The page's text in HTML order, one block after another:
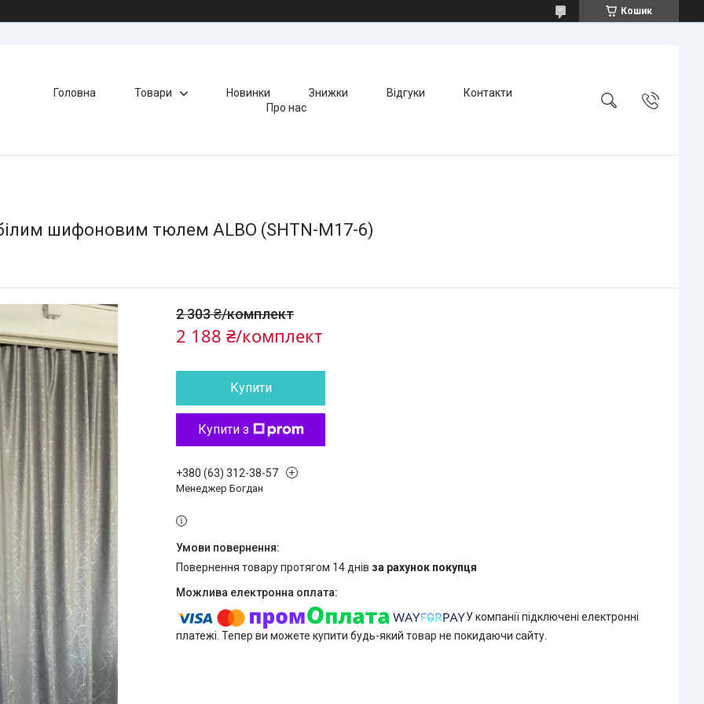
Кошик
Головна Товари Новинки Знижки Відгуки
Контакти
Про нас
шифоновим тюлем ALBO (SHTN-M17-6)
2 303 ₴/комплект
2 188 ₴/комплект
Купити
Купити з
+380 (63) 312-38-57
Менеджер Богдан
повернення товару протягом 14 днів за рахунок покупця
У компанії підключені електронні
платежі. Тепер ви можете купити будь-який товар не покидаючи сайту.